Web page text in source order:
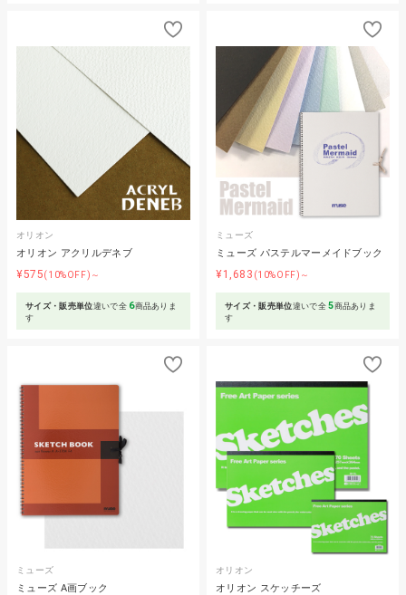
オリオン
オリオン アクリルデネブ
¥575(10%OFF)～
サイズ・販売単位違いで全 6商品ありま
す
ミューズ
ミューズ パステルマーメイドブック
¥1,683 (10%OFF)～
サイズ・販売単位違いで全5商品ありま
す
ミューズ
ミューズ A画ブック
オリオン
オリオン スケッチーズ